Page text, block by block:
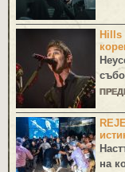
Hills
на